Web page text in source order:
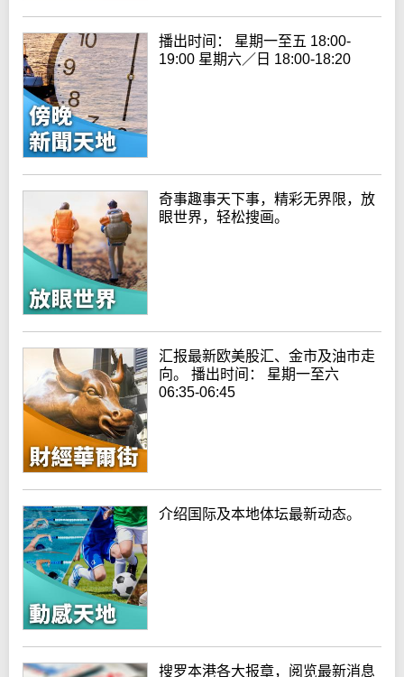
播出时间： 星期一至五 18:00-
19:00 星期六／日 18:00-18:20
奇事趣事天下事，精彩无界限，放
眼世界，轻松搜画。
汇报最新欧美股汇、金市及油市走
向。 播出时间： 星期一至六
06:35-06:45
介绍国际及本地体坛最新动态。
搜罗本港各大报章，阅览最新消息